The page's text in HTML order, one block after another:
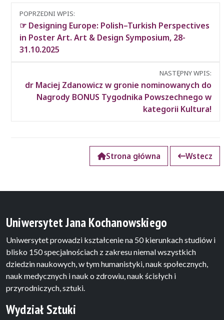
Nawigacja
między
wpisami
POPRZEDNI WPIS:
☞ Designing Europe: Polish–Turkish Perspectives
in Poster Art. Art & Design Symposium, 28-
31.10.2025
NASTĘPNY WPIS:
dr Maciej Zdanowicz w gronie nominowanych do
Nagrody BONUS Tygodnika Powszechnego w
kategorii Kultura!
Strona główna Wstecz
Uniwersytet Jana Kochanowskiego
Uniwersytet prowadzi kształcenie na 50 kierunkach studiów i
blisko 150 specjalnościach z zakresu niemal wszystkich
dziedzin naukowych, w tym humanistyki, nauk społecznych,
nauk medycznych i nauk o zdrowiu, nauk ścisłych i
przyrodniczych, sztuki.
Wydział Sztuki